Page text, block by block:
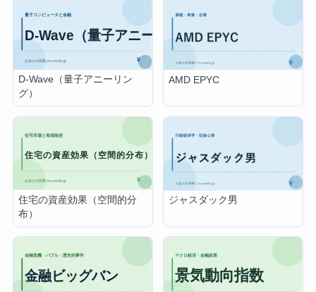
D-Wave（量子アニーリン
グ）
AMD EPYC
住宅の資産効果（空間的分
布）
ジャスダック男